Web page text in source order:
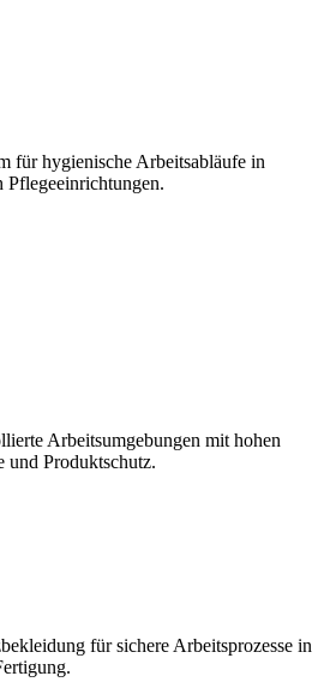
für hygienische Arbeitsabläufe in
Pflegeeinrichtungen.
Arbeitsumgebungen mit hohen
und Produktschutz.
für sichere Arbeitsprozesse in